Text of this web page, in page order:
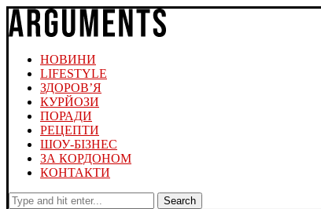
НОВИНИ
LIFESTYLE
ЗДОРОВ’Я
КУРЙОЗИ
ПОРАДИ
РЕЦЕПТИ
ШОУ-БІЗНЕС
ЗА КОРДОНОМ
КОНТАКТИ
Search